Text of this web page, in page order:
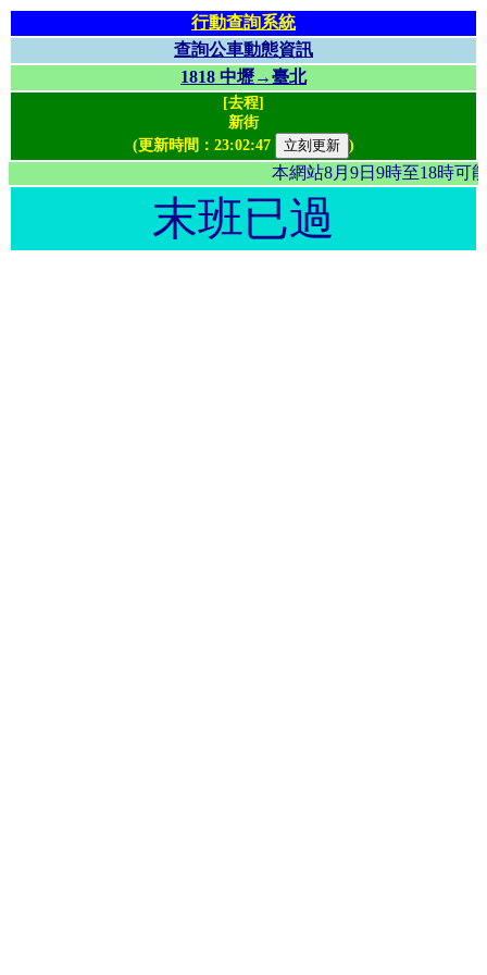
行動查詢系統
查詢公車動態資訊
1818 中壢→臺北
[去程]
新街
(更新時間： 23:02:47 )
本網站8月9日9時至18
末班已過